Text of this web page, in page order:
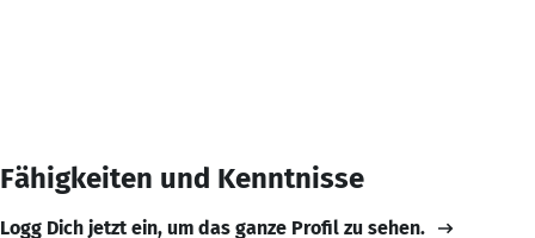
Fähigkeiten und Kenntnisse
Logg Dich jetzt ein, um das ganze Profil zu sehen.